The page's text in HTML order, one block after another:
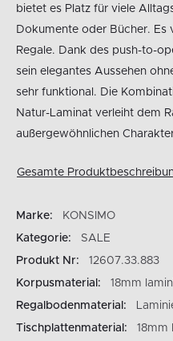
bietet es Platz für viele
Dokumente oder Bücher.
Regale. Dank des push-to-
sein elegantes Aussehen
sehr funktional. Die
Natur-Laminat verleiht dem
außergewöhnlichen
Gesamte
Marke:
KONSIMO
Kategorie:
SALE
Produkt Nr:
12607.33.883
Korpusmaterial:
18mm
Regalbodenmaterial:
Tischplattenmaterial:
18mm